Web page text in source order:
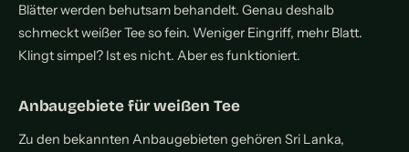
Blätter werden behutsam behandelt. Genau deshalb
schmeckt weißer Tee so fein. Weniger Eingriff, mehr Blatt.
Klingt simpel? Ist es nicht. Aber es funktioniert.
Anbaugebiete für weißen Tee
Zu den bekannten Anbaugebieten gehören Sri Lanka,